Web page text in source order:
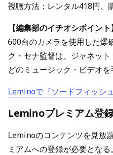
視聴方法：レンタル418円、
【編集部のイチオシポイント】
600台のカメラを使用した爆
ク・セナ監督は、ジャネッ
どのミュージック・ビデオを
Leminoで『ソードフィッシ
Leminoプレミアム登
Leminoのコンテンツを見放
ミアムへの登録が必要となる。